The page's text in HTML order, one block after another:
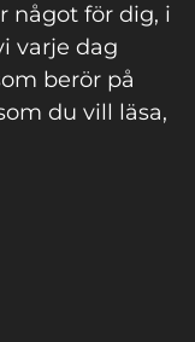
något för dig, i
varje dag
berör på
du vill läsa,